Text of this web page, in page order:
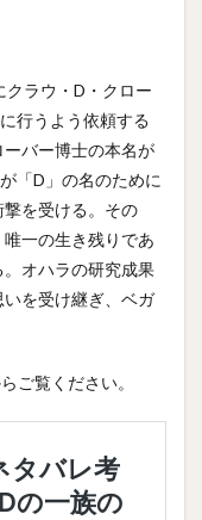
ラウ・D・クロー
行うよう依頼する
バー博士の本名が
「D」の名のために
を受ける。その
一の生き残りであ
オハラの研究成果
を受け継ぎ、ベガ
ご覧ください。